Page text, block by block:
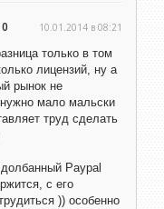
0 10.01.2014 в 08:21
только в том
лицензий, ну а
рынок не
мало мальски
труд сделать
Paypal
с его
)) особенно